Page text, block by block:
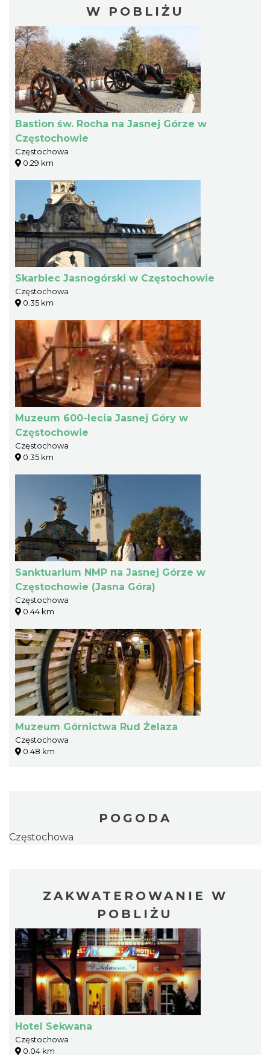
W POBLIŻU
Bastion św. Rocha na Jasnej Górze w
Częstochowie
Częstochowa
0.29 km
Skarbiec Jasnogórski w Częstochowie
Częstochowa
0.35 km
Muzeum 600-lecia Jasnej Góry w
Częstochowie
Częstochowa
0.35 km
Sanktuarium NMP na Jasnej Górze w
Częstochowie (Jasna Góra)
Częstochowa
0.44 km
Muzeum Górnictwa Rud Żelaza
Częstochowa
0.48 km
POGODA
Częstochowa
ZAKWATEROWANIE W
POBLIŻU
Hotel Sekwana
Częstochowa
0.04 km